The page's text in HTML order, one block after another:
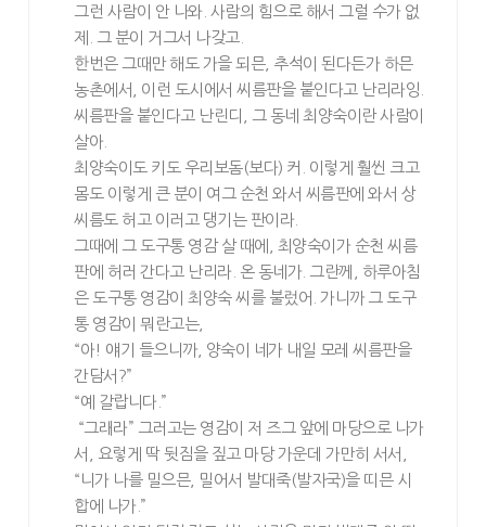
그런 사람이 안 나와. 사람의 힘으로 해서 그럴 수가 없
제. 그 분이 거그서 나갖고.
한번은 그때만 해도 가을 되믄, 추석이 된다든가 하믄
농촌에서, 이런 도시에서 씨름판을 붙인다고 난리라잉.
씨름판을 붙인다고 난린디, 그 동네 최양숙이란 사람이
살아.
최양숙이도 키도 우리보돔(보다) 커. 이렇게 훨씬 크고
몸도 이렇게 큰 분이 여그 순천 와서 씨름판에 와서 상
씨름도 허고 이러고 댕기는 판이라.
그때에 그 도구통 영감 살 때에, 최양숙이가 순천 씨름
판에 허러 간다고 난리라. 온 동네가. 그란께, 하루아침
은 도구통 영감이 최양숙 씨를 불렀어. 가니까 그 도구
통 영감이 뭐란고는,
“아! 얘기 들으니까, 양숙이 네가 내일 모레 씨름판을
간담서?”
“예 갈랍니다.”
“그래라” 그러고는 영감이 저 즈그 앞에 마당으로 나가
서, 요렇게 딱 뒷짐을 짚고 마당 가운데 가만히 서서,
“니가 나를 밀으믄, 밀어서 발대죽(발자국)을 띠믄 시
합에 나가.”